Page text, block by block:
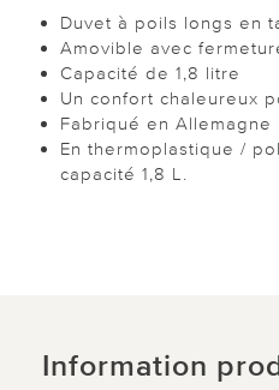
Duvet à poils longs en
Amovible avec
Capacité de 1,8 litre
Un confort chaleureux
Fabriqué en Allemagne
En thermoplastique /
capacité 1,8 L.
Information